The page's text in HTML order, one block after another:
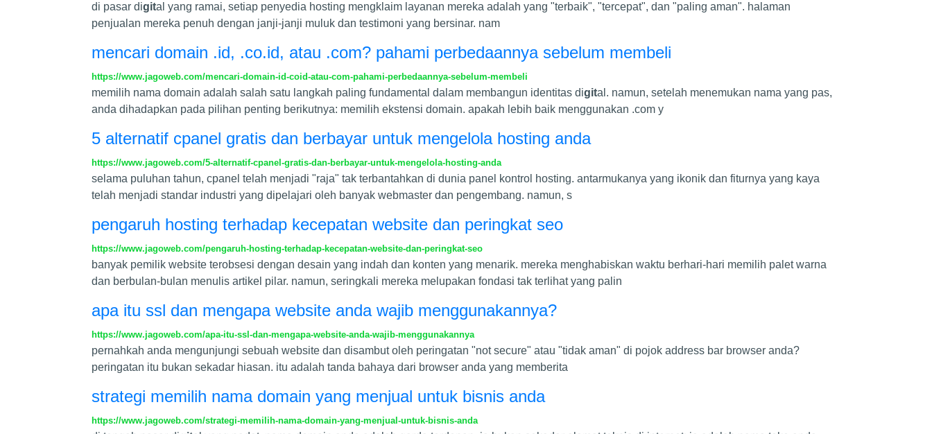
di pasar digital yang ramai, setiap penyedia hosting mengklaim layanan mereka adalah yang "terbaik", "tercepat", dan "paling aman". halaman
penjualan mereka penuh dengan janji-janji muluk dan testimoni yang bersinar. nam
mencari domain .id, .co.id, atau .com? pahami perbedaannya sebelum membeli
https://www.jagoweb.com/mencari-domain-id-coid-atau-com-pahami-perbedaannya-sebelum-membeli
memilih nama domain adalah salah satu langkah paling fundamental dalam membangun identitas digital. namun, setelah menemukan nama yang pas,
anda dihadapkan pada pilihan penting berikutnya: memilih ekstensi domain. apakah lebih baik menggunakan .com y
5 alternatif cpanel gratis dan berbayar untuk mengelola hosting anda
https://www.jagoweb.com/5-alternatif-cpanel-gratis-dan-berbayar-untuk-mengelola-hosting-anda
selama puluhan tahun, cpanel telah menjadi "raja" tak terbantahkan di dunia panel kontrol hosting. antarmukanya yang ikonik dan fiturnya yang kaya
telah menjadi standar industri yang dipelajari oleh banyak webmaster dan pengembang. namun, s
pengaruh hosting terhadap kecepatan website dan peringkat seo
https://www.jagoweb.com/pengaruh-hosting-terhadap-kecepatan-website-dan-peringkat-seo
banyak pemilik website terobsesi dengan desain yang indah dan konten yang menarik. mereka menghabiskan waktu berhari-hari memilih palet warna
dan berbulan-bulan menulis artikel pilar. namun, seringkali mereka melupakan fondasi tak terlihat yang palin
apa itu ssl dan mengapa website anda wajib menggunakannya?
https://www.jagoweb.com/apa-itu-ssl-dan-mengapa-website-anda-wajib-menggunakannya
pernahkah anda mengunjungi sebuah website dan disambut oleh peringatan "not secure" atau "tidak aman" di pojok address bar browser anda?
peringatan itu bukan sekadar hiasan. itu adalah tanda bahaya dari browser anda yang memberita
strategi memilih nama domain yang menjual untuk bisnis anda
https://www.jagoweb.com/strategi-memilih-nama-domain-yang-menjual-untuk-bisnis-anda